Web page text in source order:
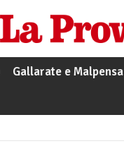
Gallarate e Malpensa